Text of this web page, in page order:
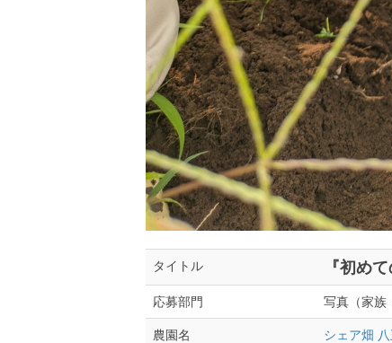
タイトル 『初め
応募部門 写真（家族
農園名 シェア畑